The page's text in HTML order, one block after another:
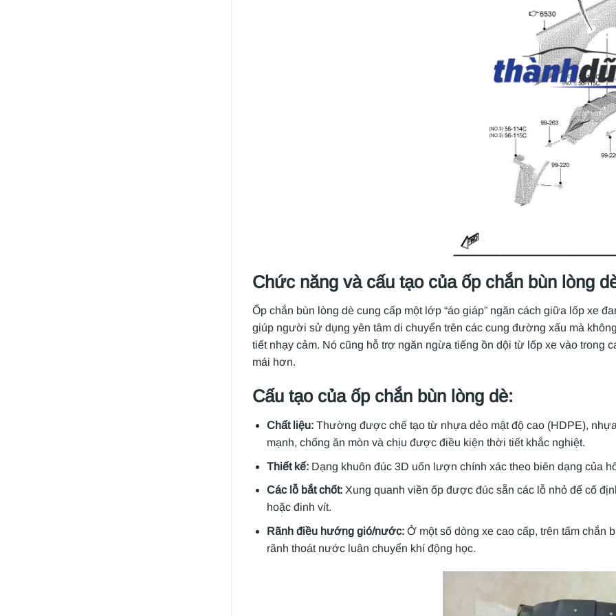
Chức năng và cấu tạo của ốp chắn bùn lòng
Ốp chắn bùn lòng dè cung cấp một lớp “áo giáp” ngăn cách giữa lốp xe
giúp người sử dụng yên tâm di chuyển trên các cung đường xấu mà
tiết nhạy cảm. Nó cũng hỗ trợ ngăn ngừa tiếng ồn dội từ lốp xe vào trong
mái hơn.
Cấu tạo của ốp chắn bùn lòng dè:
Chất liệu:Thường được chế tạo từ nhựa dẻo mật độ cao (HDPE),
mạnh, chống ăn mòn và chịu được điều kiện thời tiết khắc nghiệt.
Thiết kế:Dạng khuôn đúc 3D uốn lượn chính xác theo biên dạng của
Các lỗ bắt chốt:Xung quanh viền ốp được đúc sẵn các lỗ nhỏ để cố
hoặc đinh vít.
Rãnh điều hướng gió/nước:Ở một số dòng xe cao cấp, trên tấm chắn
rãnh thoát nước luân chuyển khí động học.